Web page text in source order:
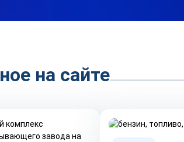
на сайте